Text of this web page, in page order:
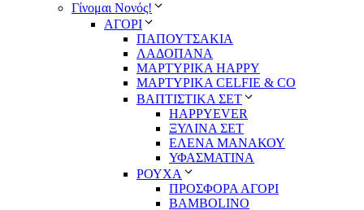
Γίνομαι Νονός!
ΑΓΟΡΙ
ΠΑΠΟΥΤΣΑΚΙΑ
ΛΑΔΟΠΑΝΑ
ΜΑΡΤΥΡΙΚΑ HAPPY
ΜΑΡΤΥΡΙΚΑ CELFIE & CO
ΒΑΠΤΙΣΤΙΚΑ ΣΕΤ
HAPPYEVER
ΞΥΛΙΝΑ ΣΕΤ
ΕΛΕΝΑ ΜΑΝΑΚΟΥ
ΥΦΑΣΜΑΤΙΝΑ
ΡΟΥΧΑ
ΠΡΟΣΦΟΡΑ ΑΓΟΡΙ
BAMBOLINO